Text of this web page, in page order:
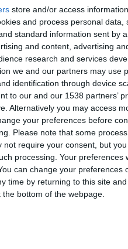
store and/or access
and process personal data,
standard information sent by
and content, advertising
research and services
we and our partners may use
identification through device
to our and our 1538 partners’
Alternatively you may access
your preferences before
Please note that some
not require your consent, but
processing. Your preferences
can change your preferences
time by returning to this site
the bottom of the webpage.
implica una novetat
habitualment aquest
en la seva gran
perquè l’alt
existeixen
o contradictoris»
que «podria»
la Constitució, en
entre els
al butlletí